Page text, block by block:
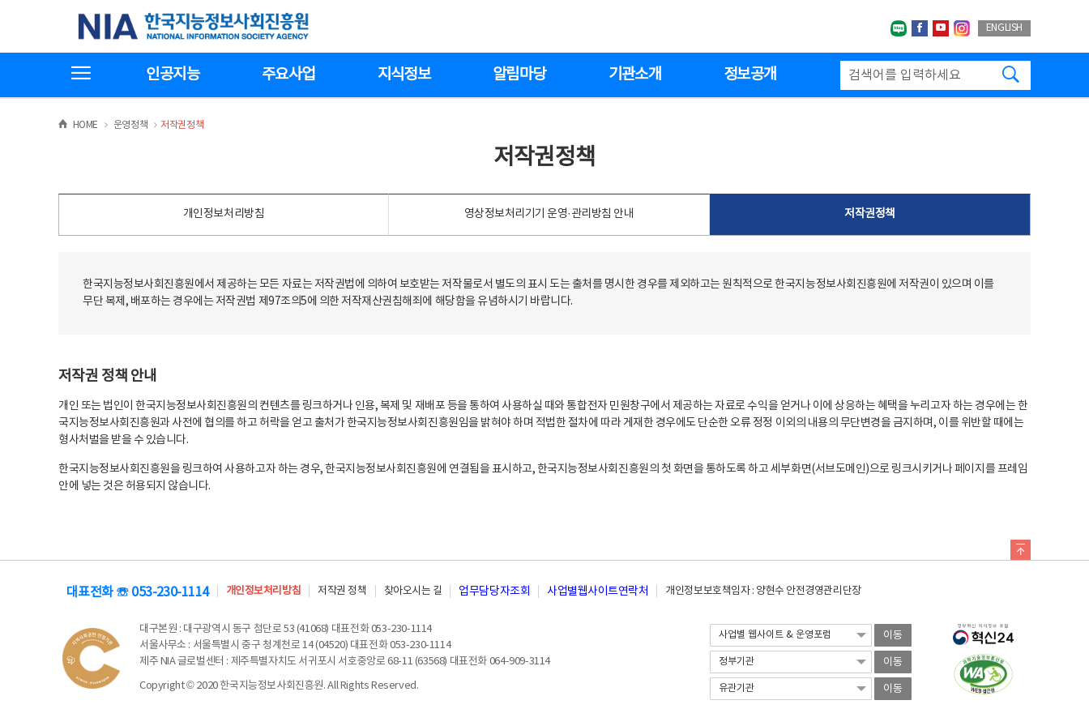
기
한국지능정보사회진흥원
네이버블로그
페이스북
유투브인스타그랩
ENGLISH
인공지능 주요사업 지식정보 알림마당 기관소개 정보공개
HOME >운영정책 >
저작권정책
저작권정책
개인정보처리방침 영상정보처리기기 운영·관리방침 안내 저작권정책
한국지능정보사회진흥원에서 제공하는 모든 자료는 저작권법에 의하여 보호받는 저작물로서 별도의 표시 도는 출처를 명시한 경우를 제외하고는 원칙적으로 한국지능정보사회진흥원에 저작권이 있으며 이를
무단 복제, 배포하는 경우에는 저작권법 제97조의5에 의한 저작재산권침해죄에 해당함을 유념하시기 바랍니다.
저작권 정책 안내
개인 또는 법인이 한국지능정보사회진흥원의 컨텐츠를 링크하거나 인용, 복제 및 재배포 등을 통하여 사용하실 때와 통합전자 민원창구에서 제공하는 자료로 수익을 얻거나 이에 상응하는 혜택을 누리고자 하는 경우에는 한
국지능정보사회진흥원과 사전에 협의를 하고 허락을 얻고 출처가 한국지능정보사회진흥원임을 밝혀야 하며 적법한 절차에 따라 게재한 경우에도 단순한 오류 정정 이외의 내용의 무단변경을 금지하며, 이를 위반할 때에는
형사처벌을 받을 수 있습니다.
한국지능정보사회진흥원을 링크하여 사용하고자 하는 경우, 한국지능정보사회진흥원에 연결됨을 표시하고, 한국지능정보사회진흥원의 첫 화면을 통하도록 하고 세부화면(서브도메인)으로 링크시키거나 페이지를 프레임
안에 넣는 것은 허용되지 않습니다.
대표전화 ☏ 053-230-1114 개인정보처리방침 저작권 정책 찾아오시는 길 업무담당자조회 사업별웹사이트연락처 개인정보보호책임자 : 양현수 안전경영관리단장
대구본원 : 대구광역시 동구 첨단로 53 (41068) 대표전화 053-230-1114
서울사무소 : 서울특별시 중구 청계천로 14 (04520) 대표전화 053-230-1114
제주 NIA 글로벌센터 : 제주특별자치도 서귀포시 서호중앙로 68-11 (63568) 대표전화 064-909-3114
Copyright © 2020 한국지능정보사회진흥원. All Rights Reserved.
이동
이동
이동